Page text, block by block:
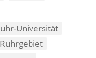
Universität
Ruhrgebiet